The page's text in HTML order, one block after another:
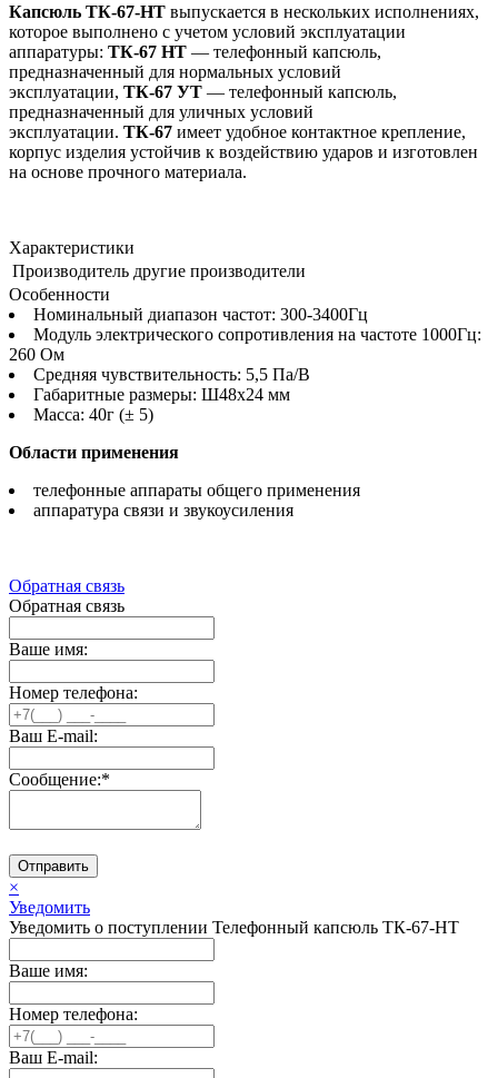
Капсюль ТК-67-HT выпускается в нескольких исполнениях,
которое выполнено с учетом условий эксплуатации
аппаратуры: ТК-67 НТ — телефонный капсюль,
предназначенный для нормальных условий
эксплуатации, ТК-67 УТ — телефонный капсюль,
предназначенный для уличных условий
эксплуатации. ТК-67 имеет удобное контактное крепление,
корпус изделия устойчив к воздействию ударов и изготовлен
на основе прочного материала.
Характеристики
Производитель другие производители
Особенности
Номинальный диапазон частот: 300-3400Гц
Модуль электрического сопротивления на частоте 1000Гц:
260 Ом
Средняя чувствительность: 5,5 Па/В
Габаритные размеры: Ш48x24 мм
Масса: 40г (± 5)
Области применения
телефонные аппараты общего применения
аппаратура связи и звукоусиления
Обратная связь
Обратная связь
Ваше имя:
Номер телефона:
Ваш E-mail:
Сообщение:*
Отправить
×
Уведомить
Уведомить о поступлении Телефонный капсюль ТК-67-HT
Ваше имя:
Номер телефона:
Ваш E-mail: